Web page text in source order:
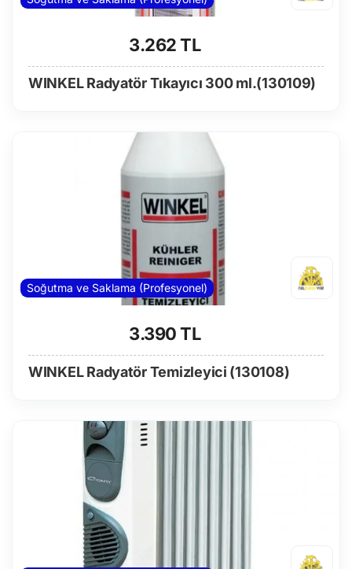
3.262 TL
WINKEL Radyatör Tıkayıcı 300 ml.(130109)
Soğutma ve Saklama (Profesyonel)
3.390 TL
WINKEL Radyatör Temizleyici (130108)